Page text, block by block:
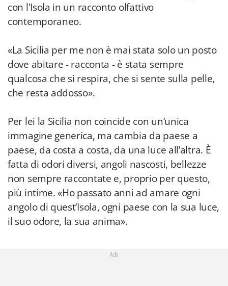
con l'Isola in un racconto olfattivo
contemporaneo.
«La Sicilia per me non è mai stata solo un posto
dove abitare - racconta - è stata sempre
qualcosa che si respira, che si sente sulla pelle,
che resta addosso».
Per lei la Sicilia non coincide con un’unica
immagine generica, ma cambia da paese a
paese, da costa a costa, da una luce all’altra. È
fatta di odori diversi, angoli nascosti, bellezze
non sempre raccontate e, proprio per questo,
più intime. «Ho passato anni ad amare ogni
angolo di quest’Isola, ogni paese con la sua luce,
il suo odore, la sua anima».
Adv